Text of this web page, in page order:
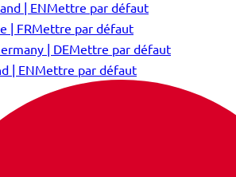
| ENMettre par défaut
| FRMettre par défaut
| DEMettre par défaut
| ENMettre par défaut